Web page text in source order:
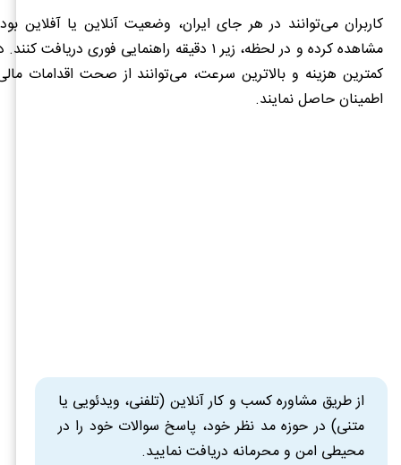
کاربران می‌توانند در هر جای ایران، وضعیت آنلاین یا آفلاین
مشاهده کرده و در لحظه، زیر ۱ دقیقه راهنمایی فوری
کمترین هزینه و بالاترین سرعت، می‌توانند از صحت اقدامات
اطمینان حاصل نمایند.
از طریق مشاوره کسب و کار آنلاین (تلفنی، ویدئویی یا
متنی) در حوزه مد نظر خود، پاسخ سوالات خود را در
محیطی امن و محرمانه دریافت نمایید.